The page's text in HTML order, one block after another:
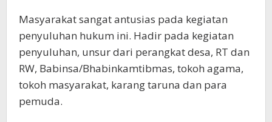
Masyarakat sangat antusias pada kegiatan
penyuluhan hukum ini. Hadir pada kegiatan
penyuluhan, unsur dari perangkat desa, RT dan
RW, Babinsa/Bhabinkamtibmas, tokoh agama,
tokoh masyarakat, karang taruna dan para
pemuda.